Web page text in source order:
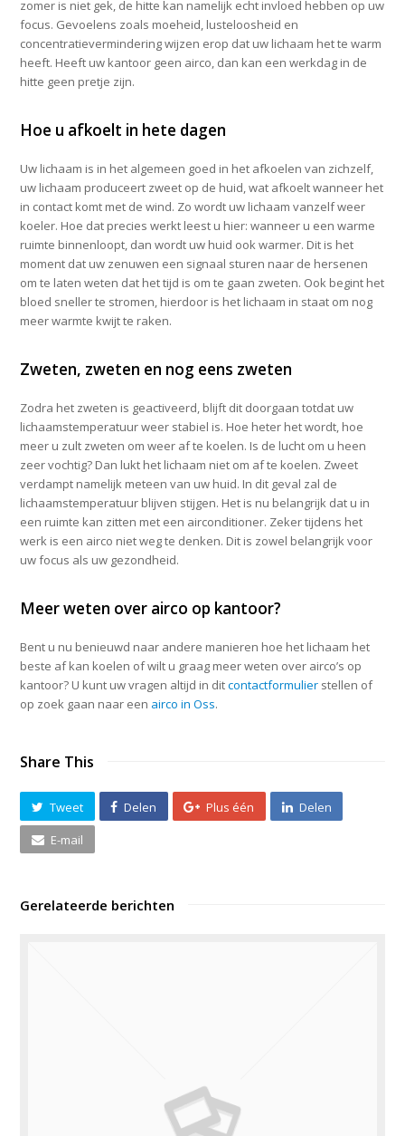
zomer is niet gek, de hitte kan namelijk echt invloed hebben op uw
focus. Gevoelens zoals moeheid, lusteloosheid en
concentratievermindering wijzen erop dat uw lichaam het te warm
heeft. Heeft uw kantoor geen airco, dan kan een werkdag in de
hitte geen pretje zijn.
Hoe u afkoelt in hete dagen
Uw lichaam is in het algemeen goed in het afkoelen van zichzelf,
uw lichaam produceert zweet op de huid, wat afkoelt wanneer het
in contact komt met de wind. Zo wordt uw lichaam vanzelf weer
koeler. Hoe dat precies werkt leest u hier: wanneer u een warme
ruimte binnenloopt, dan wordt uw huid ook warmer. Dit is het
moment dat uw zenuwen een signaal sturen naar de hersenen
om te laten weten dat het tijd is om te gaan zweten. Ook begint het
bloed sneller te stromen, hierdoor is het lichaam in staat om nog
meer warmte kwijt te raken.
Zweten, zweten en nog eens zweten
Zodra het zweten is geactiveerd, blijft dit doorgaan totdat uw
lichaamstemperatuur weer stabiel is. Hoe heter het wordt, hoe
meer u zult zweten om weer af te koelen. Is de lucht om u heen
zeer vochtig? Dan lukt het lichaam niet om af te koelen. Zweet
verdampt namelijk meteen van uw huid. In dit geval zal de
lichaamstemperatuur blijven stijgen. Het is nu belangrijk dat u in
een ruimte kan zitten met een airconditioner. Zeker tijdens het
werk is een airco niet weg te denken. Dit is zowel belangrijk voor
uw focus als uw gezondheid.
Meer weten over airco op kantoor?
Bent u nu benieuwd naar andere manieren hoe het lichaam het
beste af kan koelen of wilt u graag meer weten over airco’s op
kantoor? U kunt uw vragen altijd in ditcontactformulier stellen of
op zoek gaan naar een airco in Oss.
Share This
Tweet Delen Plus één Delen
E-mail
Gerelateerde berichten